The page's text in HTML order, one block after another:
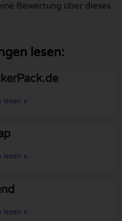
Bewertung über dieses
lesen:
lesen »
lesen »
lesen »